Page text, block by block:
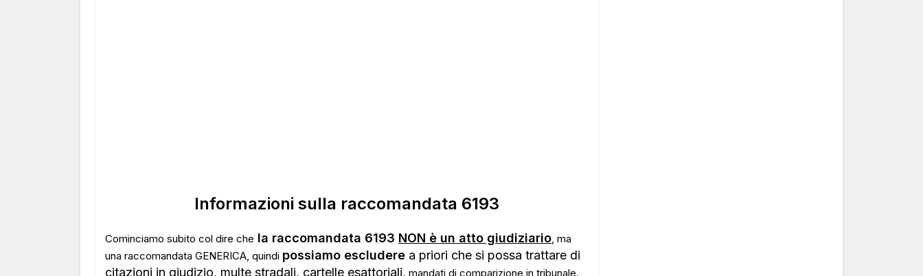
Informazioni sulla raccomandata 6193
Cominciamo subito col dire che la raccomandata 6193 NON è un atto giudiziario, ma
una raccomandata GENERICA, quindi possiamo escludere a priori che si possa trattare di
citazioni in giudizio, multe stradali, cartelle esattoriali, mandati di comparizione in tribunale.